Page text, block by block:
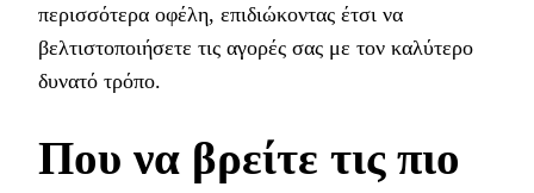
περισσότερα οφέλη, επιδιώκοντας έτσι να
βελτιστοποιήσετε τις αγορές σας με τον καλύτερο
δυνατό τρόπο.
Που να βρείτε τις πιο